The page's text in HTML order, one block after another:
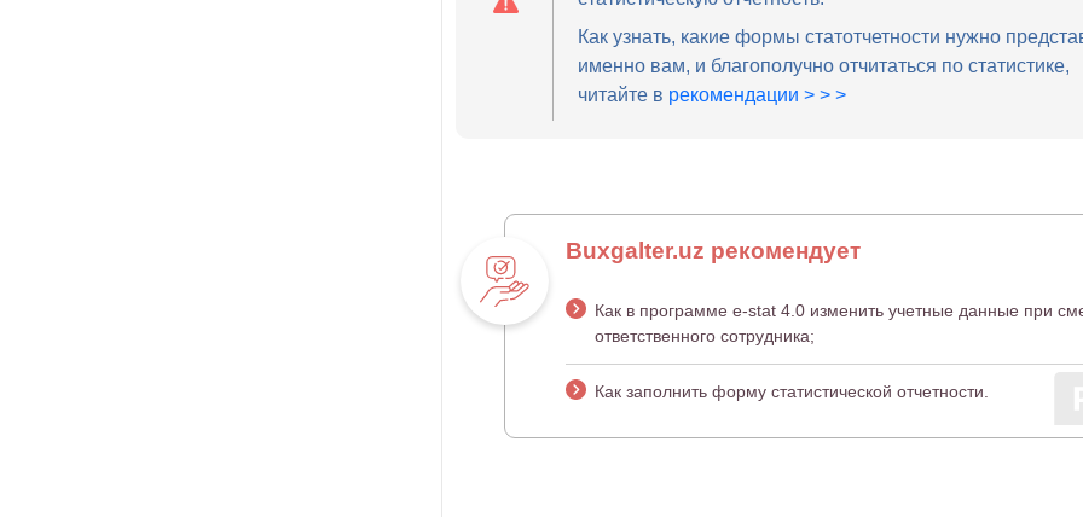
Как узнать, какие формы статотчетности нужно
именно вам, и благополучно отчитаться по статистике,
читайте в рекомендации > > >
Buxgalter.uz рекомендует
Как в программе e-stat 4.0 изменить учетные данные при
ответственного сотрудника;
Как заполнить форму статистической отчетности.